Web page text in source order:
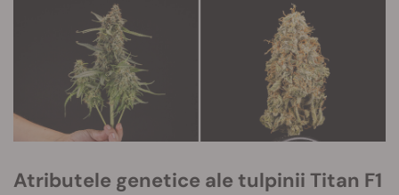
Atributele genetice ale tulpinii Titan F1